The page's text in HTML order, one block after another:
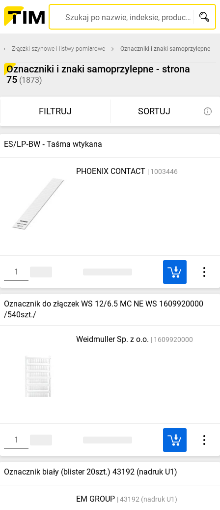
Szukaj po nazwie, indeksie, producencie, kodzie kreskowym...
Złączki szynowe i listwy pomiarowe Oznaczniki i znaki samoprzylepne
Oznaczniki i znaki samoprzylepne - strona
75 (1873)
FILTRUJ SORTUJ
ES/LP‑BW ‑ Taśma wtykana
PHOENIX CONTACT 1003446
Oznacznik do złączek WS 12/6.5 MC NE WS 1609920000
/540szt./
Weidmuller Sp. z o.o. 1609920000
Oznacznik biały (blister 20szt.) 43192 (nadruk U1)
EM GROUP 43192 (nadruk U1)